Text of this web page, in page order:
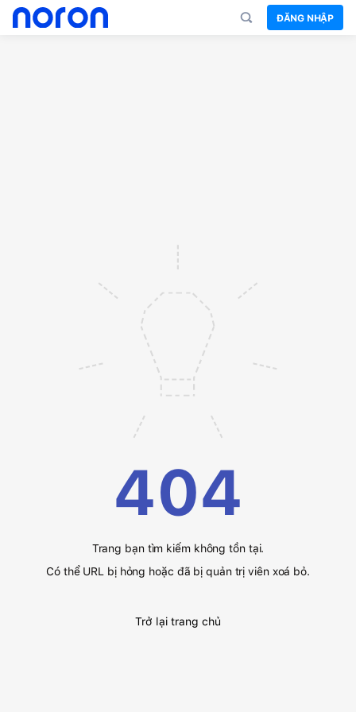
ĐĂNG NHẬP
404
Trang bạn tìm kiếm không tồn tại.
Có thể URL bị hỏng hoặc đã bị quản trị viên xoá bỏ.
Trở lại trang chủ